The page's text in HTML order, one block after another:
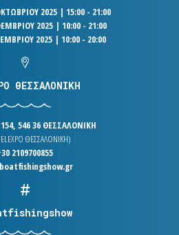
2025 | 15:00 - 21:00
2025 | 10:00 - 21:00
2025 | 10:00 - 20:00
ΘΕΣΣΑΛΟΝΙΚΗ
546 36 ΘΕΣΣΑΛΟΝΙΚΗ
ΘΕΣΣΑΛΟΝΙΚΗ)
2109700855